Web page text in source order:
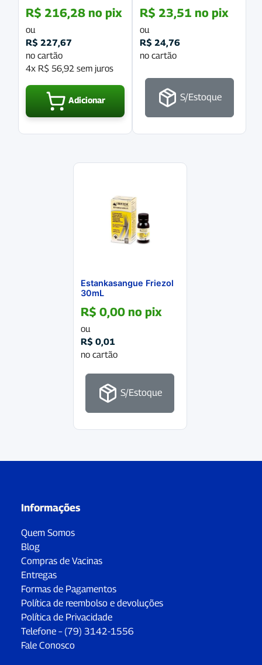
R$ 216,28 no pix
ou
R$ 227,67
no cartão
4x R$ 56,92 sem juros
Adicionar
R$ 23,51 no pix
ou
R$ 24,76
no cartão
S/Estoque
Estankasangue Friezol
30mL
R$ 0,00 no pix
ou
R$ 0,01
no cartão
S/Estoque
Informações
Quem Somos
Blog
Compras de Vacinas
Entregas
Formas de Pagamentos
Política de reembolso e devoluções
Política de Privacidade
Telefone – (79) 3142-1556
Fale Conosco